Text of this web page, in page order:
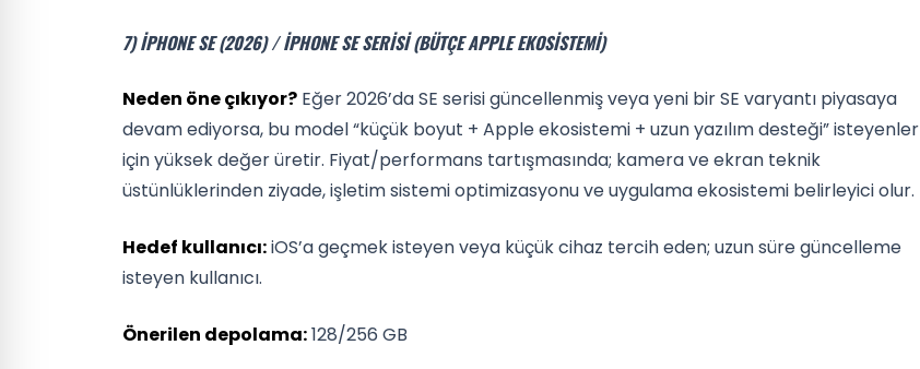
7) IPHONE SE (2026) / IPHONE SE SERISI (BÜTÇE APPLE EKOSISTEMI)
Neden öne çıkıyor? Eğer 2026’da SE serisi güncellenmiş veya yeni bir SE varyantı piyasaya
devam ediyorsa, bu model “küçük boyut + Apple ekosistemi + uzun yazılım desteği” isteyenler
için yüksek değer üretir. Fiyat/performans tartışmasında; kamera ve ekran teknik
üstünlüklerinden ziyade, işletim sistemi optimizasyonu ve uygulama ekosistemi belirleyici olur.
Hedef kullanıcı:iOS’a geçmek isteyen veya küçük cihaz tercih eden; uzun süre güncelleme
isteyen kullanıcı.
Önerilen depolama:128/256 GB